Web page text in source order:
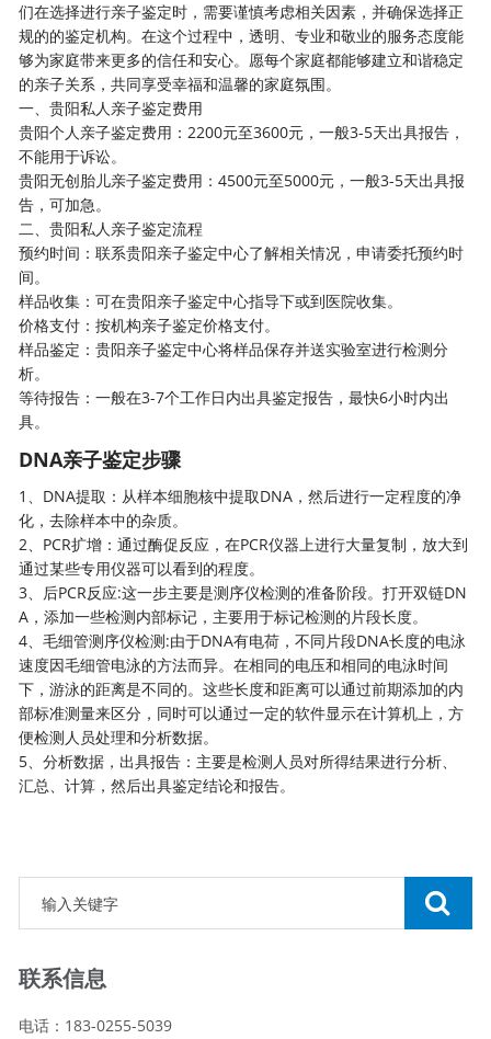
们在选择进行亲子鉴定时，需要谨慎考虑相关因素，并确保选择正
规的的鉴定机构。在这个过程中，透明、专业和敬业的服务态度能
够为家庭带来更多的信任和安心。愿每个家庭都能够建立和谐稳定
的亲子关系，共同享受幸福和温馨的家庭氛围。
一、贵阳私人亲子鉴定费用
贵阳个人亲子鉴定费用：2200元至3600元，一般3-5天出具报告，
不能用于诉讼。
贵阳无创胎儿亲子鉴定费用：4500元至5000元，一般3-5天出具报
告，可加急。
二、贵阳私人亲子鉴定流程
预约时间：联系贵阳亲子鉴定中心了解相关情况，申请委托预约时
间。
样品收集：可在贵阳亲子鉴定中心指导下或到医院收集。
价格支付：按机构亲子鉴定价格支付。
样品鉴定：贵阳亲子鉴定中心将样品保存并送实验室进行检测分
析。
等待报告：一般在3-7个工作日内出具鉴定报告，最快6小时内出
具。
DNA亲子鉴定步骤
1、DNA提取：从样本细胞核中提取DNA，然后进行一定程度的净
化，去除样本中的杂质。
2、PCR扩增：通过酶促反应，在PCR仪器上进行大量复制，放大到
通过某些专用仪器可以看到的程度。
3、后PCR反应:这一步主要是测序仪检测的准备阶段。打开双链DN
A，添加一些检测内部标记，主要用于标记检测的片段长度。
4、毛细管测序仪检测:由于DNA有电荷，不同片段DNA长度的电泳
速度因毛细管电泳的方法而异。在相同的电压和相同的电泳时间
下，游泳的距离是不同的。这些长度和距离可以通过前期添加的内
部标准测量来区分，同时可以通过一定的软件显示在计算机上，方
便检测人员处理和分析数据。
5、分析数据，出具报告：主要是检测人员对所得结果进行分析、
汇总、计算，然后出具鉴定结论和报告。
联系信息
电话：183-0255-5039